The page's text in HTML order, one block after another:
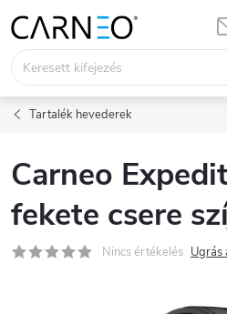
tartalomhoz
Tartalék hevederek
Carneo
fekete csere
Nincs értékelés Ugrás